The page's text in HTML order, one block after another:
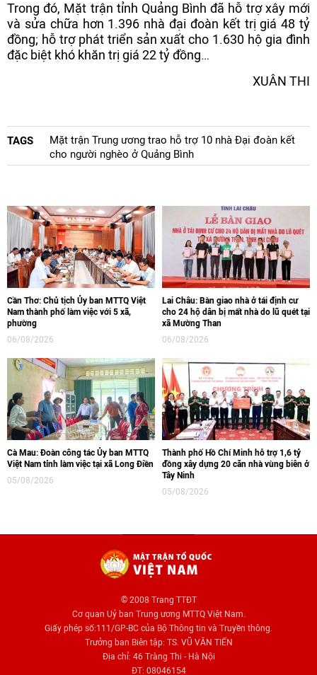
Trong đó, Mặt trận tỉnh Quảng Bình đã hỗ trợ xây mới
và sửa chữa hơn 1.396 nhà đại đoàn kết trị giá 48 tỷ
đồng; hỗ trợ phát triển sản xuất cho 1.630 hộ gia đình
đặc biệt khó khăn trị giá 22 tỷ đồng…
XUÂN THI
TAGS
Mặt trận Trung ương trao hỗ trợ 10 nhà Đại đoàn kết
cho người nghèo ở Quảng Bình
Cần Thơ: Chủ tịch Ủy ban MTTQ Việt
Nam thành phố làm việc với 5 xã,
phường
06/08/2026
Lai Châu: Bàn giao nhà ở tái định cư
cho 24 hộ dân bị mất nhà do lũ quét tại
xã Mường Than
06/08/2026
Cà Mau: Đoàn công tác Ủy ban MTTQ
Việt Nam tỉnh làm việc tại xã Long Điền
05/08/2026
Thành phố Hồ Chí Minh hỗ trợ 1,6 tỷ
đồng xây dựng 20 căn nhà vùng biên ở
Tây Ninh
05/08/2026
© 2008 Trang TTĐT
Cơ quan Uỷ ban Trung ương MTTQ Việt Nam.
Giấy phép số:111/GP-BC của Bộ Thông tin và Truyền thông.
Trưởng ban Biên tập: TS. VŨ VĂN TIẾN
Địa chỉ: 46 Tràng Thi - Hà Nội
ĐT: 08046154